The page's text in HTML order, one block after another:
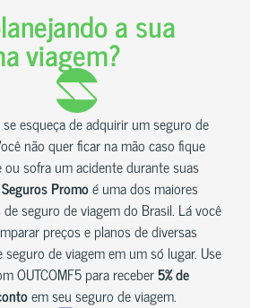
a sua
viagem?
esqueça de adquirir um seguro de
não quer ficar na mão caso fique
ou sofra um acidente durante suas
Seguros Promoé uma dos maiores
seguro de viagem do Brasil. Lá você
preços e planos de diversas
seguro de viagem em um só lugar. Use
OUTCOMF5 para receber5% de
em seu seguro de viagem.